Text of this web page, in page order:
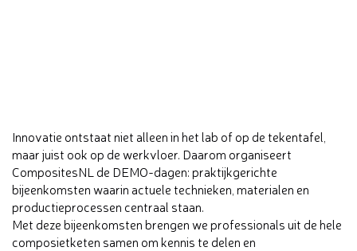
Innovatie ontstaat niet alleen in het lab of op de tekentafel,
maar juist ook op de werkvloer. Daarom organiseert
CompositesNL de DEMO-dagen: praktijkgerichte
bijeenkomsten waarin actuele technieken, materialen en
productieprocessen centraal staan.
Met deze bijeenkomsten brengen we professionals uit de hele
composietketen samen om kennis te delen en